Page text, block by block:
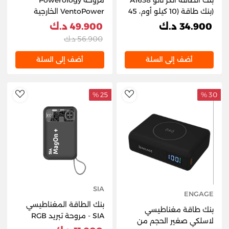
(بنك طاقة (10 كيلو أوم، 45
34.900 د.ك
أضف إلى السلة
VentoPower الخارجية
دورة في الدقيقة - أزرق/
49.900 د.ك
56.900 د.ك
أضف إلى السلة
AddToWishlist
30 %
ENGAGE
بنك طاقة مغناطيسي
لاسلكي صغير الحجم من
25 %
SIA
بنك الطاقة المغناطيسي
SIA - مروحة تبريد RGB
مدمجة لأجهزة آيفون و آي